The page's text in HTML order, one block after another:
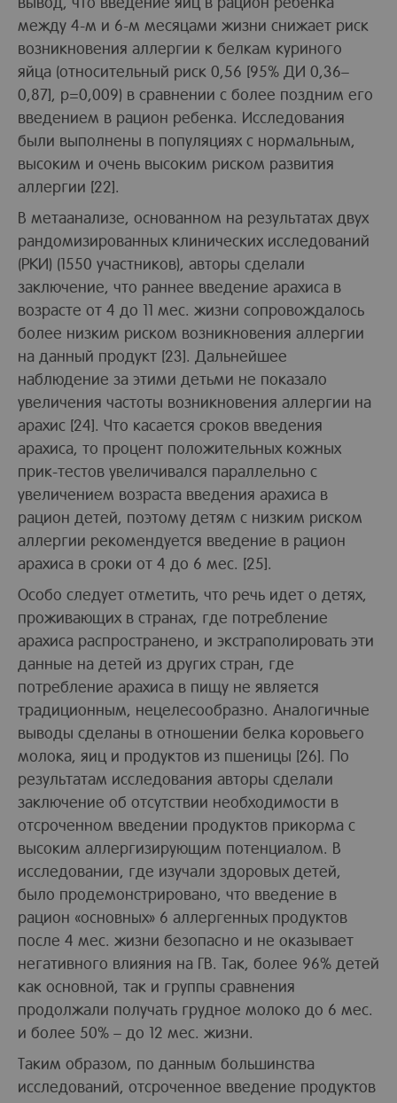
между 4-м и 6-м месяцами жизни снижает риск
возникновения аллергии к белкам куриного
яйца (относительный риск 0,56 [95% ДИ 0,36–
0,87], p=0,009) в сравнении с более поздним его
введением в рацион ребенка. Исследования
были выполнены в популяциях с нормальным,
высоким и очень высоким риском развития
аллергии [22].
В метаанализе, основанном на результатах двух
рандомизированных клинических исследований
(РКИ) (1550 участников), авторы сделали
заключение, что раннее введение арахиса в
возрасте от 4 до 11 мес. жизни сопровождалось
более низким риском возникновения аллергии
на данный продукт [23]. Дальнейшее
наблюдение за этими детьми не показало
увеличения частоты возникновения аллергии на
арахис [24]. Что касается сроков введения
арахиса, то процент положительных кожных
прик-тестов увеличивался параллельно с
увеличением возраста введения арахиса в
рацион детей, поэтому детям с низким риском
аллергии рекомендуется введение в рацион
арахиса в сроки от 4 до 6 мес. [25].
Особо следует отметить, что речь идет о детях,
проживающих в странах, где потребление
арахиса распространено, и экстраполировать эти
данные на детей из других стран, где
потребление арахиса в пищу не является
традиционным, нецелесообразно. Аналогичные
выводы сделаны в отношении белка коровьего
молока, яиц и продуктов из пшеницы [26]. По
результатам исследования авторы сделали
заключение об отсутствии необходимости в
отсроченном введении продуктов прикорма с
высоким аллергизирующим потенциалом. В
исследовании, где изучали здоровых детей,
было продемонстрировано, что введение в
рацион «основных» 6 аллергенных продуктов
после 4 мес. жизни безопасно и не оказывает
негативного влияния на ГВ. Так, более 96% детей
как основной, так и группы сравнения
продолжали получать грудное молоко до 6 мес.
и более 50% – до 12 мес. жизни.
Таким образом, по данным большинства
исследований, отсроченное введение продуктов